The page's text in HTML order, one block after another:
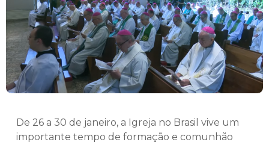
De 26 a 30 de janeiro, a Igreja no Brasil vive um
importante tempo de formação e comunhão